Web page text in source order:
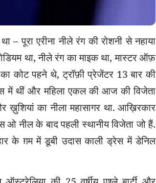
– पूरा एरीना नीले रंग की रोशनी से नहाया
था, नीले रंग का माइक था, मास्टर ऑफ़
कोट पहने थे, ट्रॉफ़ी प्रेजेंटर 13 बार की
में थीं और महिला एकल की आज की विजेता
ख़ुशियां का नीला महासागर था. आख़िरकार
ओ नील के बाद पहली स्थानीय विजेता जो हैं.
के ग़म में डूबी उदास काली ड्रेस में डेनिल